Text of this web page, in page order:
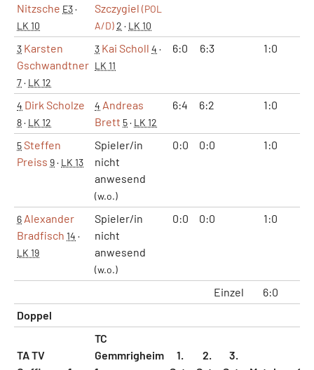
Nitzsche E3·
LK 10
Szczygiel (POL
A/D)2 · LK 10
3 Karsten
Gschwandtner
7· LK 12
3 Kai Scholl 4 ·
LK 11
6:0 6:3 1:0
4 Dirk Scholze
8· LK 12
4 Andreas
Brett 5· LK 12
6:4 6:2 1:0
5Steffen
Preiss 9· LK 13
Spieler/in
nicht
anwesend
(w.o.)
0:0 0:0 1:0
6 Alexander
Bradfisch 14 ·
LK 19
Spieler/in
nicht
anwesend
(w.o.)
0:0 0:0 1:0
Einzel 6:0
Doppel
TA TV
TC
Gemmrigheim
1.
2.
3.